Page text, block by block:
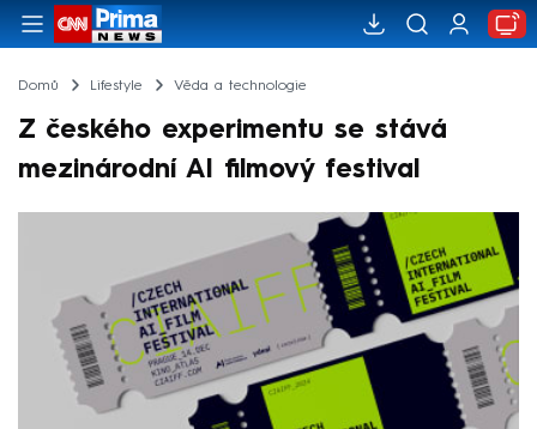
Domů Lifestyle Věda a technologie
Z českého experimentu se stává
mezinárodní AI filmový festival